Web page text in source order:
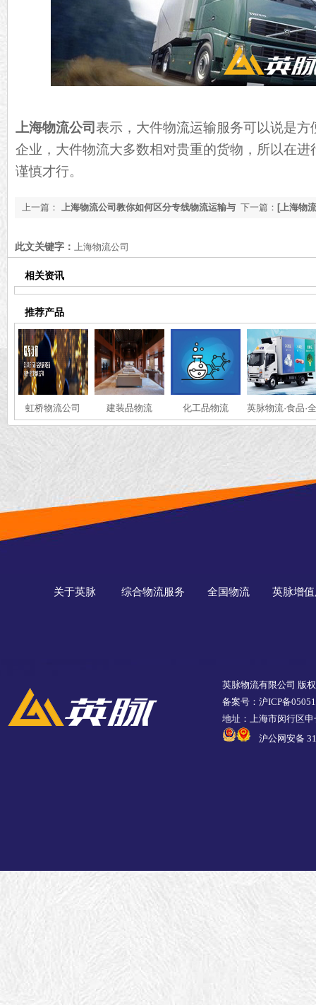
上海物流公司表示，大件物流运输服务可以说是
企业，大件物流大多数相对贵重的货物，所以在
谨慎才行。
下一篇： [上海物
上一篇： 上海物流公司教你如何区分专线物流运输与
此文关键字： 上海物流公司
相关资讯
推荐产品
虹桥物流公司 建装品物流 化工品物流
英脉物流·食品·全
国冷链运输
关于英脉 综合物流服务 全国物流 英脉增
英脉物流有限公司 版
备案号：沪ICP备
地址：上海市闵行区
沪公网安备